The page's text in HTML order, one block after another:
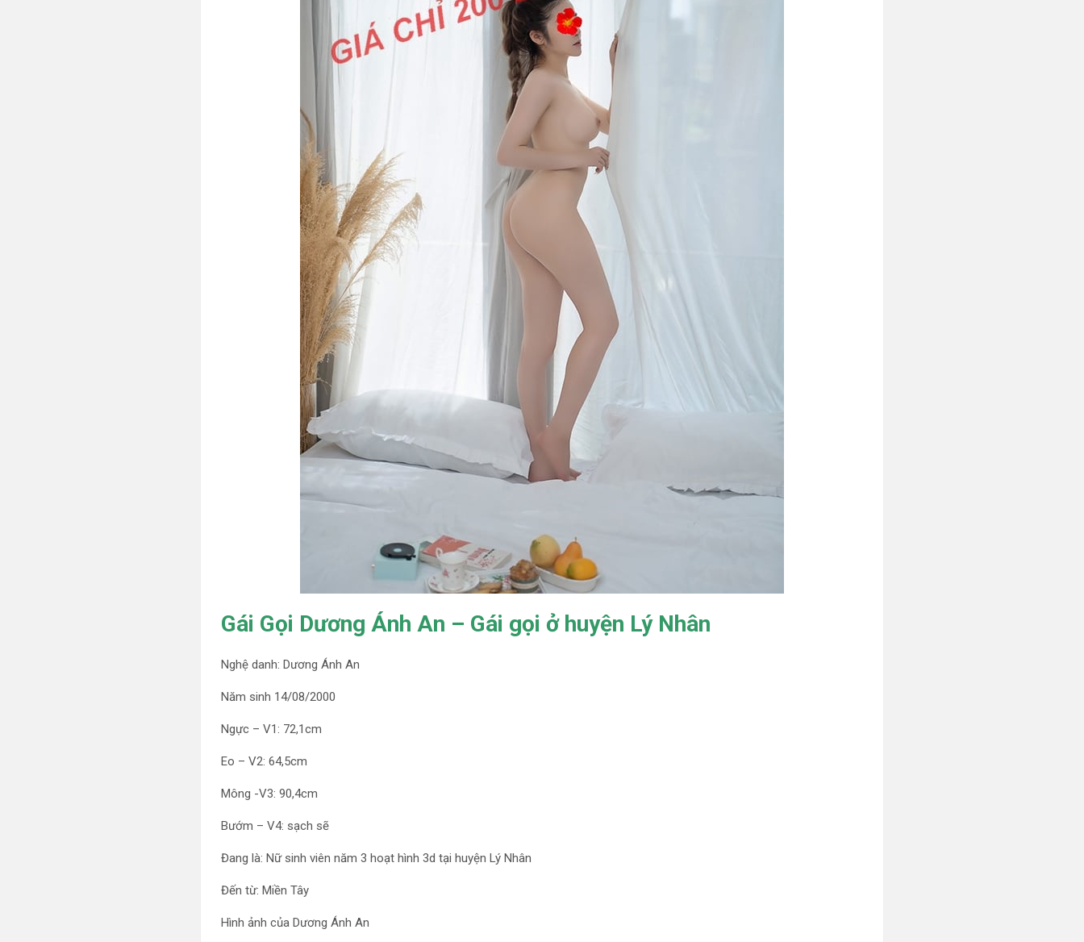
Gái Gọi Dương Ánh An – Gái gọi ở huyện Lý Nhân
Nghệ danh: Dương Ánh An
Năm sinh 14/08/2000
Ngực – V1: 72,1cm
Eo – V2: 64,5cm
Mông -V3: 90,4cm
Bướm – V4: sạch sẽ
Đang là: Nữ sinh viên năm 3 hoạt hình 3d tại huyện Lý Nhân
Đến từ: Miền Tây
Hình ảnh của Dương Ánh An